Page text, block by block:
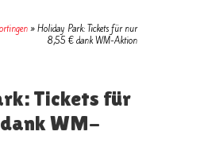
»Holiday Park: Tickets für nur
8,55 € dank WM-Aktion
Tickets für
WM-